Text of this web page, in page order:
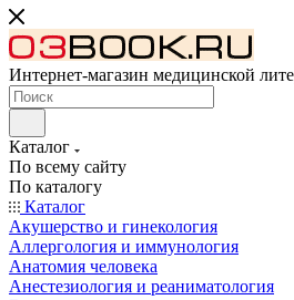
Интернет-магазин медицинской
Каталог
По всему сайту
По каталогу
Каталог
Акушерство и гинекология
Аллергология и иммунология
Анатомия человека
Анестезиология и реаниматология